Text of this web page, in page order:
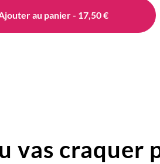
Ajouter au panier - 17,50 €
vas craquer